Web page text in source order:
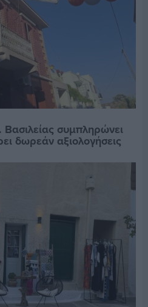
συμπληρώνει
δωρεάν αξιολογήσεις